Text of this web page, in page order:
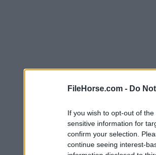
FileHorse.com - Do
If you wish to opt-out of
sensitive information for
confirm your selection.
continue seeing interest-
¿Por
Imágenes